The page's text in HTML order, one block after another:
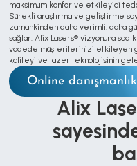
maksimum konfor ve etkileyici
Sürekli araştırma ve geliştirme
zamankinden daha verimli, daha
sağlar. Alix Lasers® vizyonuna
vadede müşterilerinizi etkileyen
kaliteyi ve lazer teknolojisinin
Online
Alix